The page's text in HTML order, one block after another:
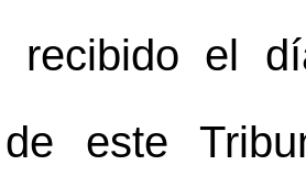
recibido el
este